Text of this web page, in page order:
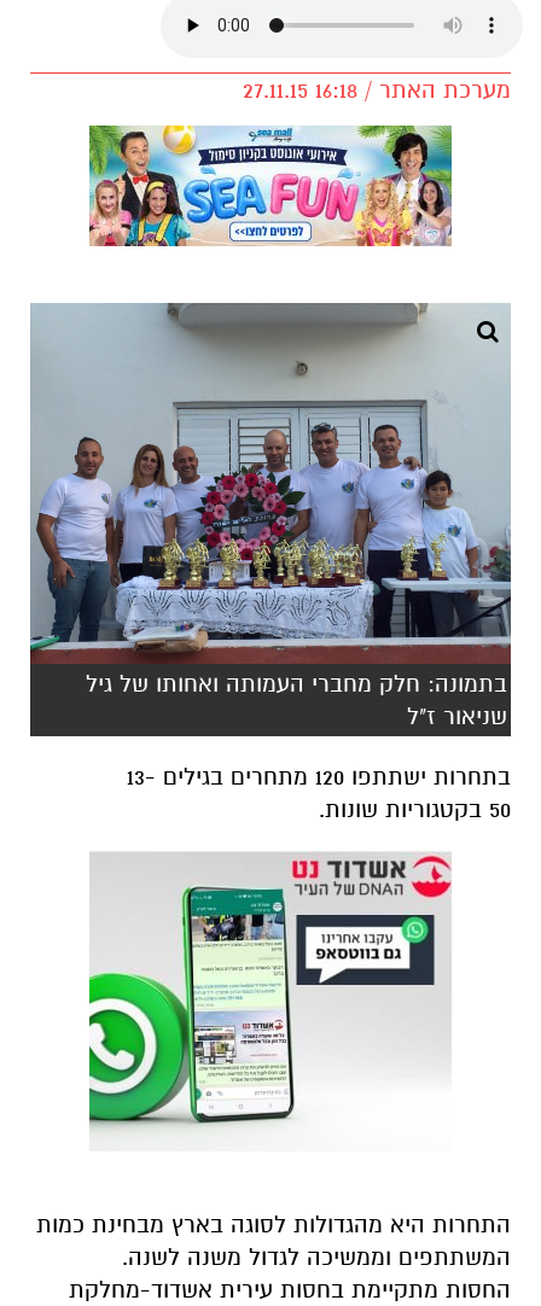
מערכת האתר / 16:18 27.11.15
בתמונה: חלק מחברי העמותה ואחותו של גיל
שניאור ז"ל
בתחרות ישתתפו 120 מתחרים בגילים 13-
50 בקטגוריות שונות.
התחרות היא מהגדולות לסוגה בארץ מבחינת כמות
המשתתפים וממשיכה לגדול משנה לשנה.
החסות מתקיימת בחסות עירית אשדוד-מחלקת